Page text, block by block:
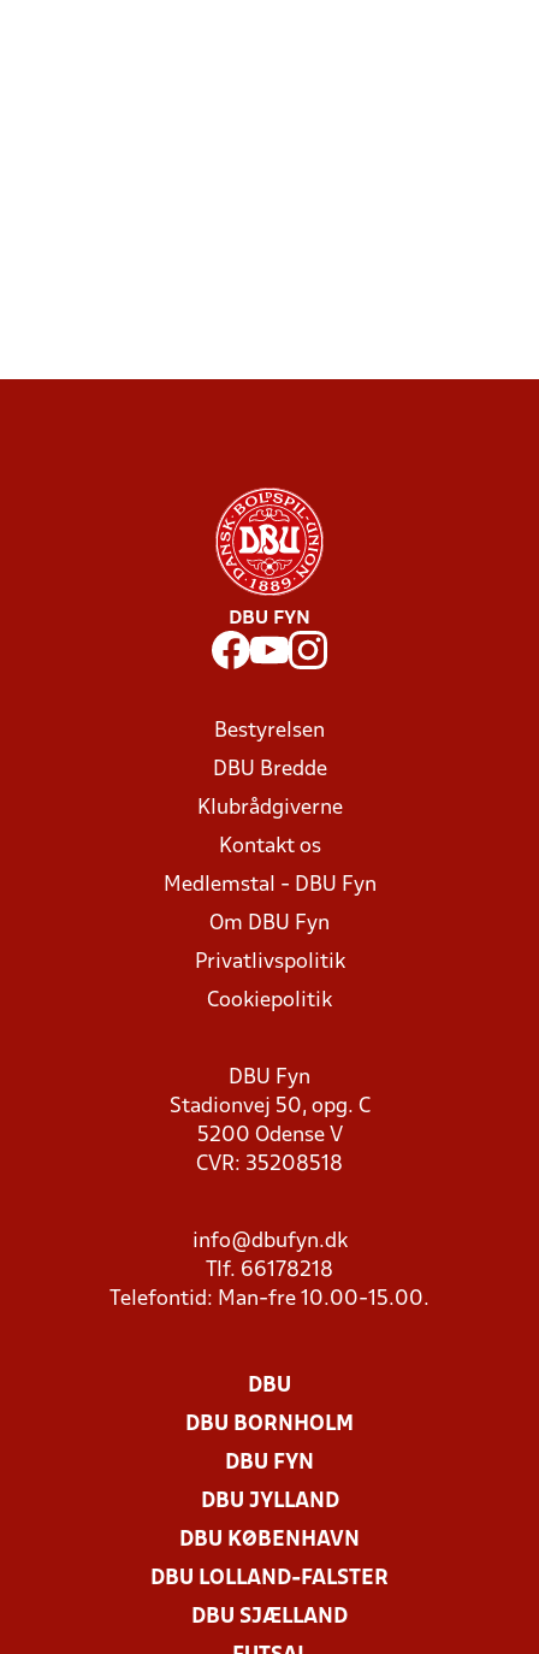
DBU FYN
Bestyrelsen
DBU Bredde
Klubrådgiverne
Kontakt os
Medlemstal - DBU Fyn
Om DBU Fyn
Privatlivspolitik
Cookiepolitik
DBU Fyn
Stadionvej 50, opg. C
5200 Odense V
CVR: 35208518
info@dbufyn.dk
Tlf. 66178218
Telefontid: Man-fre 10.00-15.00.
DBU
DBU BORNHOLM
DBU FYN
DBU JYLLAND
DBU KØBENHAVN
DBU LOLLAND-FALSTER
DBU SJÆLLAND